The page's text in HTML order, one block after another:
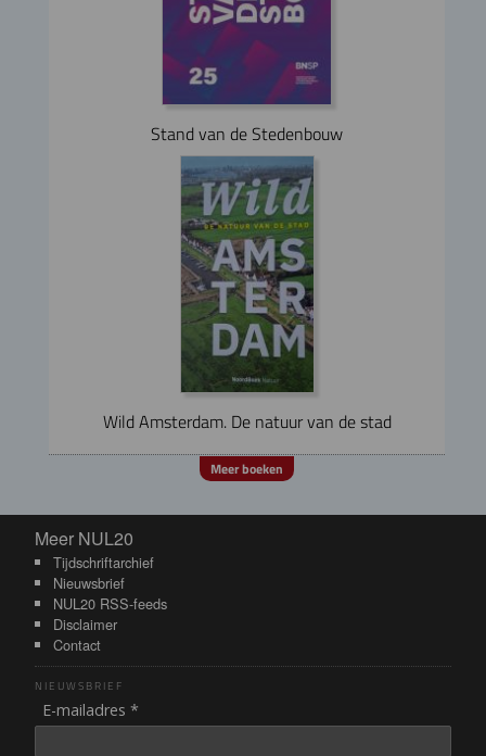
Stand van de Stedenbouw
Wild Amsterdam. De natuur van de stad
Meer boeken
Meer NUL20
Meer NUL20
Tijdschriftarchief
Nieuwsbrief
NUL20 RSS-feeds
Disclaimer
Contact
NIEUWSBRIEF
E-mailadres *